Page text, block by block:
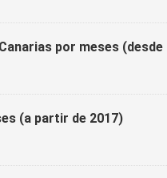
por meses (desde
(a partir de 2017)